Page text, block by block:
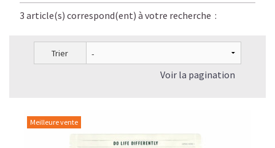
3 article(s) correspond(ent) à votre recherche :
Trier
Voir la pagination
Meilleure vente